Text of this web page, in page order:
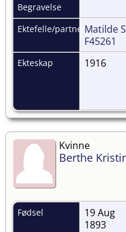
Begravelse
Ektefelle/partnerMatilde
F45261
Ekteskap 1916
Kvinne
Berthe
Fødsel
19 Aug
1893